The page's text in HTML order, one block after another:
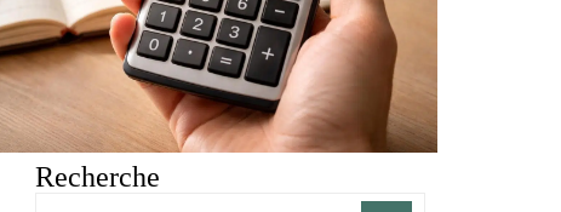
Recherche